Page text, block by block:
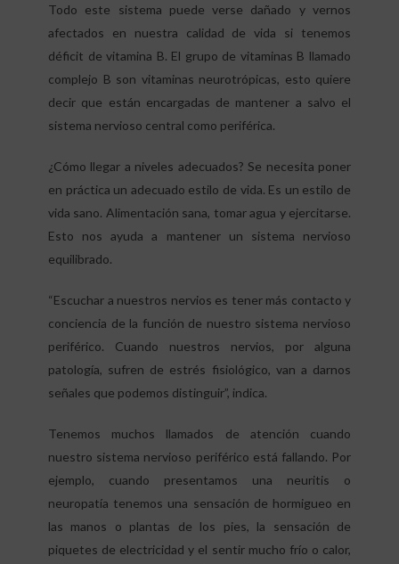
Todo este sistema puede verse dañado y vernos
afectados en nuestra calidad de vida si tenemos
déficit de vitamina B. El grupo de vitaminas B llamado
complejo B son vitaminas neurotrópicas, esto quiere
decir que están encargadas de mantener a salvo el
sistema nervioso central como periférica.
¿Cómo llegar a niveles adecuados? Se necesita poner
en práctica un adecuado estilo de vida. Es un estilo de
vida sano. Alimentación sana, tomar agua y ejercitarse.
Esto nos ayuda a mantener un sistema nervioso
equilibrado.
“Escuchar a nuestros nervios es tener más contacto y
conciencia de la función de nuestro sistema nervioso
periférico. Cuando nuestros nervios, por alguna
patología, sufren de estrés fisiológico, van a darnos
señales que podemos distinguir”, indica.
Tenemos muchos llamados de atención cuando
nuestro sistema nervioso periférico está fallando. Por
ejemplo, cuando presentamos una neuritis o
neuropatía tenemos una sensación de hormigueo en
las manos o plantas de los pies, la sensación de
piquetes de electricidad y el sentir mucho frío o calor,